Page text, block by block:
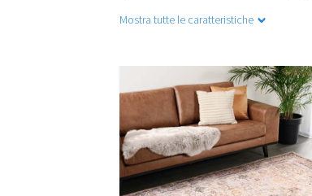
Mostra tutte le caratteristiche